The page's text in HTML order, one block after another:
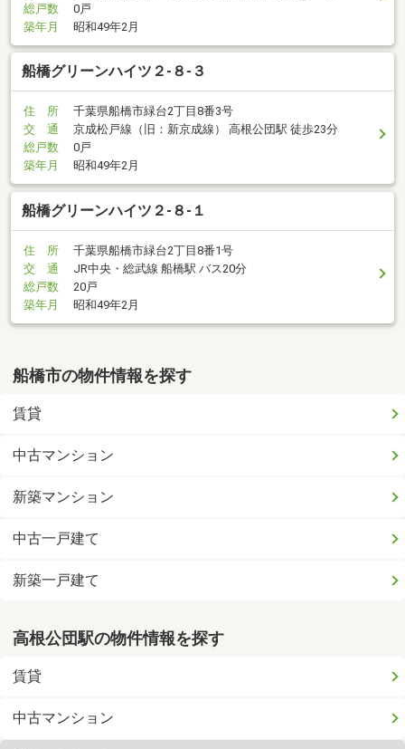
総戸数
0戸
築年月
昭和49年2月
船橋グリーンハイツ２-８-３
住 所
千葉県船橋市緑台2丁目8番3号
交 通
京成松戸線（旧：新京成線） 高根公団駅 徒歩23分
総戸数
0戸
築年月
昭和49年2月
船橋グリーンハイツ２-８-１
住 所
千葉県船橋市緑台2丁目8番1号
交 通
JR中央・総武線 船橋駅 バス20分
総戸数
20戸
築年月
昭和49年2月
船橋市の物件情報を探す
賃貸
中古マンション
新築マンション
中古一戸建て
新築一戸建て
高根公団駅の物件情報を探す
賃貸
中古マンション